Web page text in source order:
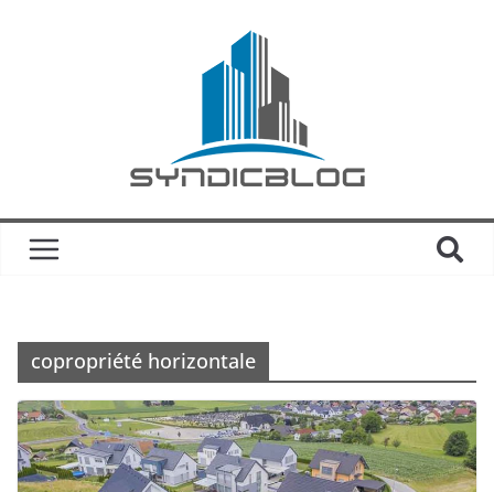
copropriété horizontale